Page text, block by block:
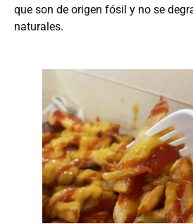
que son de origen fósil y no se
naturales.